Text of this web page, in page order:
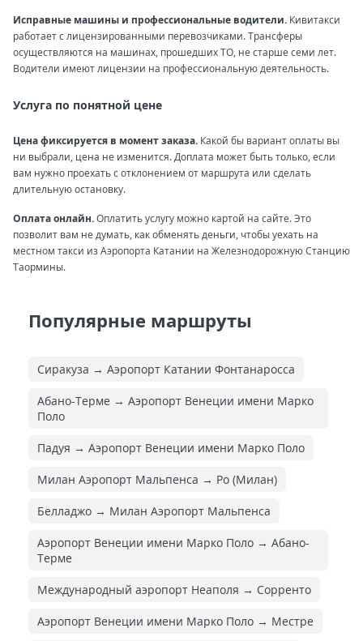
Исправные машины и профессиональные водители. Кивитакси
работает с лицензированными перевозчиками. Трансферы
осуществляются на машинах, прошедших ТО, не старше семи лет.
Водители имеют лицензии на профессиональную деятельность.
Услуга по понятной цене
Цена фиксируется в момент заказа. Какой бы вариант оплаты вы
ни выбрали, цена не изменится. Доплата может быть только, если
вам нужно проехать с отклонением от маршрута или сделать
длительную остановку.
Оплата онлайн.Оплатить услугу можно картой на сайте. Это
позволит вам не думать, как обменять деньги, чтобы уехать на
местном такси из Аэропорта Катании на Железнодорожную Станцию
Таормины.
Популярные маршруты
Сиракуза → Аэропорт Катании Фонтанаросса
Абано-Терме → Аэропорт Венеции имени Марко
Поло
Падуя → Аэропорт Венеции имени Марко Поло
Милан Аэропорт Мальпенса → Ро (Милан)
Белладжо → Милан Аэропорт Мальпенса
Аэропорт Венеции имени Марко Поло → Абано-
Терме
Международный аэропорт Неаполя → Сорренто
Аэропорт Венеции имени Марко Поло → Местре